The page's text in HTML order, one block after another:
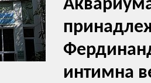
интимна